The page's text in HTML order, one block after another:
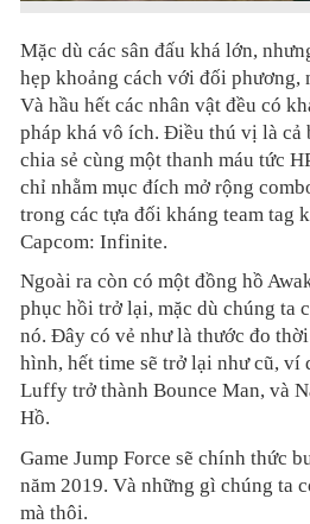
Mặc dù các sân đấu khá lớn,
hẹp khoảng cách với đối phương,
Và hầu hết các nhân vật đều có
pháp khá vô ích. Điều thú vị là cả
chia sẻ cùng một thanh máu tức
chỉ nhằm mục đích mở rộng
trong các tựa đối kháng team tag
Capcom: Infinite.
Ngoài ra còn có một đồng hồ
phục hồi trở lại, mặc dù chúng ta
nó. Đây có vẻ như là thước đo
hình, hết time sẽ trở lại như cũ, ví
Luffy trở thành Bounce Man, và
Hồ.
Game Jump Force sẽ chính thức
năm 2019. Và những gì chúng ta
mà thôi.